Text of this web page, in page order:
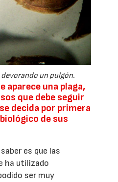
un pulgón.
aparece una plaga,
que debe seguir
decida por primera
de sus
es que las
ha utilizado
ser muy